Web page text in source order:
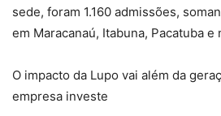
sede, foram 1.160 admissões,
em Maracanaú, Itabuna, Pacatuba e
O impacto da Lupo vai além da
empresa investe